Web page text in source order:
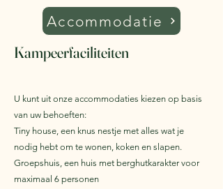
Accommodatie
Kampeerfaciliteiten
U kunt uit onze accommodaties kiezen op basis
van uw behoeften:
Tiny house, een knus nestje met alles wat je
nodig hebt om te wonen, koken en slapen.
Groepshuis, een huis met berghutkarakter voor
maximaal 6 personen